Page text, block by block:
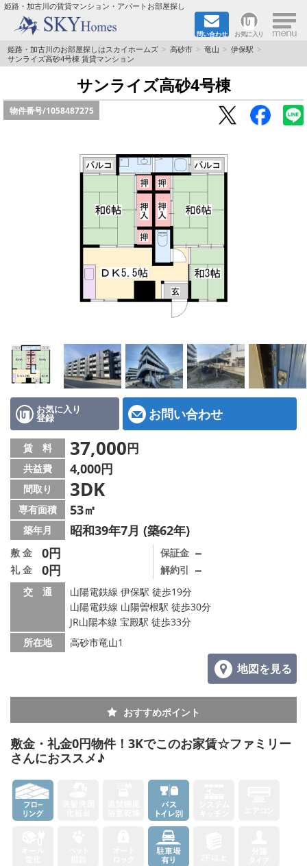
姫路・加古川の賃貸マンション・アパートお部屋探し
問い合わせ お気に入り ×
TOPページ
都市ガス·オール電化
☆新築物件☆
☆ペット飼育可能物件☆
路線·駅から探す
スタッフ紹介
店舗情報·アクセス
会社概要
メールでお問い合わせ
姫路・加古川のお部屋探しはスカイホームズ 高砂市 竜山
伊保駅
サンライズ高砂4号棟 賃貸マンション
サンライズ高砂4号棟
物件番号/1058487275
お気に入り
登録 お問い合わせ
賃 料 37,000円
共益費 4,000円
間取り 3DK
専有面積 53㎡
築年月 昭和39年7月 (築62年)
敷 金 0円
礼 金 0円
保証金 －
解約引 －
交 通
山陽電鉄線 伊保駅 徒歩19分
山陽電鉄線 山陽曽根駅 徒歩30分
JR山陽本線 宝殿駅 徒歩33分
所在地
高砂市竜山1
地図を見る
おすすめポイント
敷金・礼金0円物件！3Kでこのお家賃☆ファミリー
さんにおススメ♪